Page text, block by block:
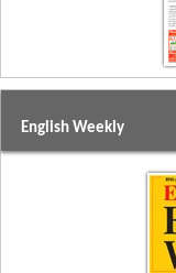
English Weekly